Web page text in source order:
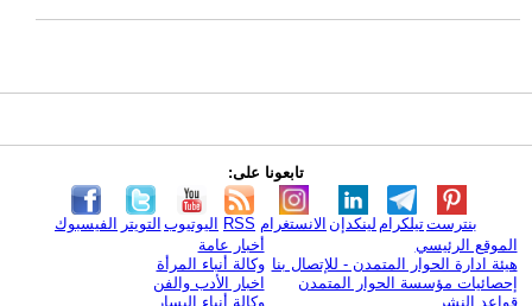
تابعونا على:
الفيسبوك التويتر اليوتيوب RSS الانستغرام لينكدإن تيلكرامبنترست
الموقع الرئيسي
هيئة ادارة الحوار المتمدن - للإتصال بنا
إحصائيات مؤسسة الحوار المتمدن
قواعد النشر
أخبار عامة
وكالة أنباء المرأة
اخبار الأدب والفن
وكالة أنباء اليسار